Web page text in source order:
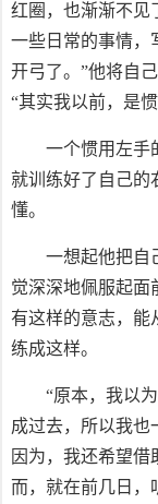
红圈，也渐渐不见
一些日常的事情，
开弓了。”他将自
“其实我以前，是
一个惯用左手
就训练好了自己的
懂。
一想起他把自
觉深深地佩服起面
有这样的意志，能
练成这样。
“原本，我以
成过去，所以我也
因为，我还希望
而，就在前几日，